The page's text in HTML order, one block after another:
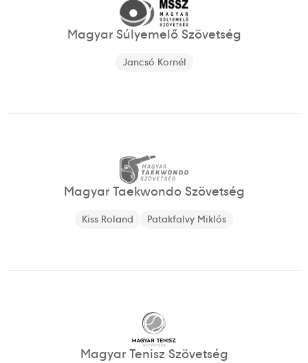
Magyar Súlyemelő Szövetség
Jancsó Kornél
Magyar Taekwondo Szövetség
Kiss Roland Patakfalvy Miklós
Magyar Tenisz Szövetség